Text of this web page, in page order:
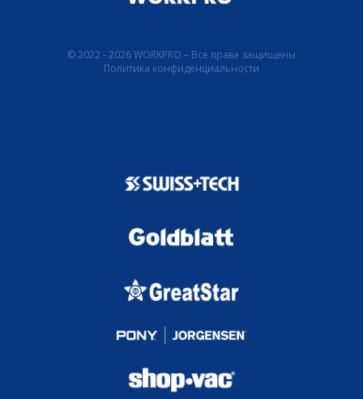
© 2022 - 2026 WORKPRO – Все права защищены
Политика конфиденциальности